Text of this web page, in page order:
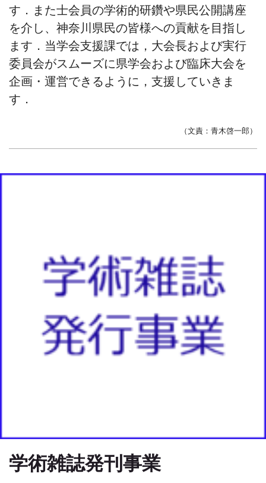
す．また士会員の学術的研鑽や県民公開講座
を介し、神奈川県民の皆様への貢献を目指し
ます．当学会支援課では，大会長および実行
委員会がスムーズに県学会および臨床大会を
企画・運営できるように，支援していきま
す．
（文責：青木啓一郎）
学術雑誌発刊事業